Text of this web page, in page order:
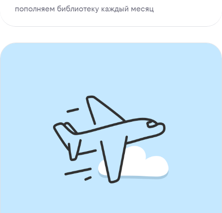
пополняем библиотеку каждый месяц